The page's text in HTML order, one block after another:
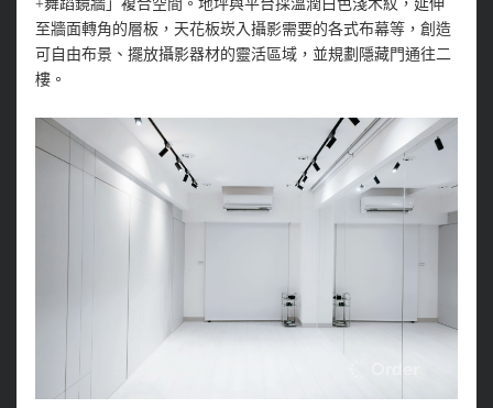
+舞蹈鏡牆」複合空間。地坪與平台採溫潤白色淺木紋，延伸
至牆面轉角的層板，天花板崁入攝影需要的各式布幕等，創造
可自由布景、擺放攝影器材的靈活區域，並規劃隱藏門通往二
樓。